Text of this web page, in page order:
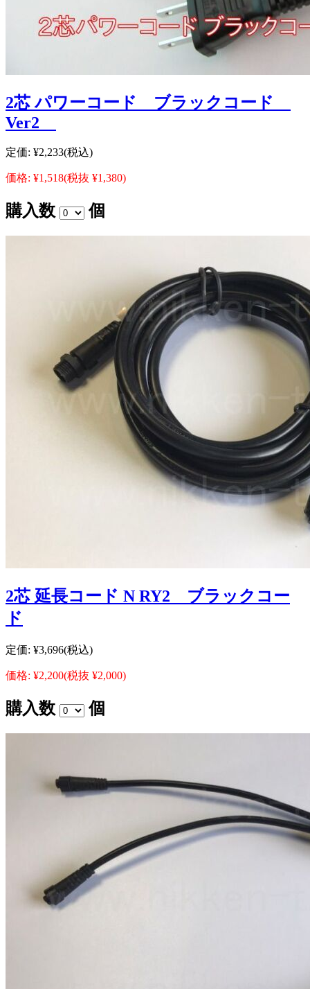
2芯 パワーコード ブラックコード
Ver2
定価: ¥2,233(税込)
価格: ¥1,518(税抜 ¥1,380)
購入数 個
2芯 延長コード N RY2 ブラックコー
ド
定価: ¥3,696(税込)
価格: ¥2,200(税抜 ¥2,000)
購入数 個